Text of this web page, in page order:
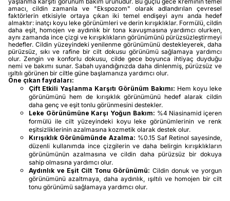
amacı, cildin zamanla ve "Ekspozom" olarak adlandırılan çevresel
faktörlerin etkisiyle ortaya çıkan iki temel endişeyi aynı anda hedef
almaktır: inatçı koyu leke görünümleri ve derin kırışıklıklar. Formülü, cildin
daha eşit, homojen ve aydınlık bir tona kavuşmasına yardımcı olurken,
aynı zamanda ince çizgi ve kırışıklıkların görünümünü pürüzsüzleştirmeyi
hedefler. Cildin yüzeyindeki yenilenme görünümünü destekleyerek, daha
pürüzsüz, sıkı ve rafine bir cilt dokusu görünümü sağlamaya yardımcı
olur. Zengin ve konforlu dokusu, cilde gece boyunca ihtiyaç duyduğu
nemi ve bakımı sunar. Sabah uyandığınızda daha dinlenmiş, pürüzsüz ve
ışıltılı görünen bir ciltle güne başlamanıza yardımcı olur.
Öne çıkan faydaları:
Çift Etkili Yaşlanma Karşıtı Görünüm Bakımı: Hem koyu leke
görünümünü hem de kırışıklık görünümünü hedef alarak cildin
daha genç ve eşit tonlu görünmesini destekler.
Leke Görünümüne Karşı Yoğun Bakım: %4 Niasinamid içeren
formülü ile cilt yüzeyindeki koyu leke görünümlerinin ve renk
eşitsizliklerinin azalmasına kozmetik olarak destek olur.
Kırışıklık Görünümünde Azalma: %0.15 Saf Retinol sayesinde,
düzenli kullanımda ince çizgilerin ve daha belirgin kırışıklıkların
görünümünün azalmasına ve cildin daha pürüzsüz bir dokuya
sahip olmasına yardımcı olur.
Aydınlık ve Eşit Cilt Tonu Görünümü: Cildin donuk ve yorgun
görünümünü azaltmaya, daha aydınlık, ışıltılı ve homojen bir cilt
tonu görünümü sağlamaya yardımcı olur.